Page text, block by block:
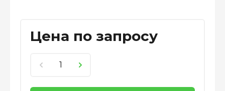
Цена по запросу